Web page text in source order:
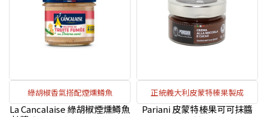
綠胡椒香氣搭配煙燻鱒魚
La Cancalaise 綠胡椒煙燻鱒魚
正統義大利皮蒙特榛果製成
Pariani 皮蒙特榛果可可抹醬